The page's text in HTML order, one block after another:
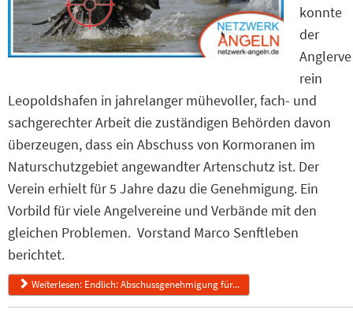
konnte
der
Anglerve
rein
Leopoldshafen in jahrelanger mühevoller, fach- und
sachgerechter Arbeit die zuständigen Behörden davon
überzeugen, dass ein Abschuss von Kormoranen im
Naturschutzgebiet angewandter Artenschutz ist. Der
Verein erhielt für 5 Jahre dazu die Genehmigung. Ein
Vorbild für viele Angelvereine und Verbände mit den
gleichen Problemen. Vorstand Marco Senftleben
berichtet.
Weiterlesen: Endlich: Abschussgenehmigung für...